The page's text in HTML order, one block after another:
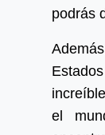
podrás
el